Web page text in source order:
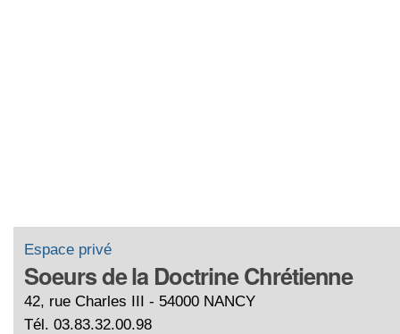
Espace privé
Soeurs de la Doctrine Chrétienne
42, rue Charles III - 54000 NANCY
Tél. 03.83.32.00.98